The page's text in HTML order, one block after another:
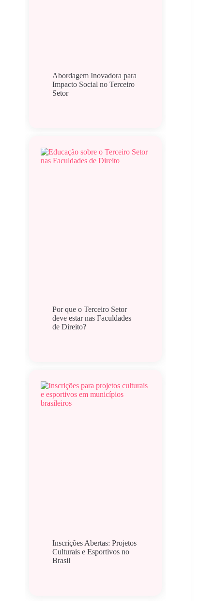
Abordagem Inovadora para
Impacto Social no Terceiro
Setor
Por que o Terceiro Setor
deve estar nas Faculdades
de Direito?
Inscrições Abertas: Projetos
Culturais e Esportivos no
Brasil